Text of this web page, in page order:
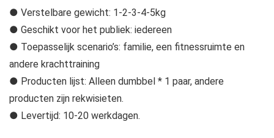
● Verstelbare gewicht: 1-2-3-4-5kg
● Geschikt voor het publiek: iedereen
● Toepasselijk scenario’s: familie, een fitnessruimte en
andere krachttraining
● Producten lijst: Alleen dumbbel * 1 paar, andere
producten zijn rekwisieten.
● Levertijd: 10-20 werkdagen.